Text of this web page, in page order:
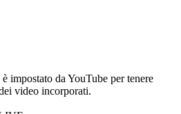
impostato da YouTube per tenere
video incorporati.